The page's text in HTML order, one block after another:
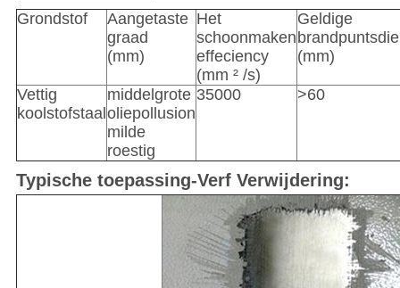
Grondstof
Aangetaste
graad
(mm)
Het
schoonmaken
effeciency
(mm ² /s)
Geldige
(mm)
Vettig
koolstofstaal
middelgrote
oliepollusion
milde
roestig
35000 >60
Typische toepassing-Verf Verwijdering: